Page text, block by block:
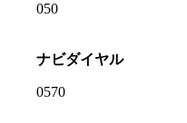
050
ナビダイヤル
0570